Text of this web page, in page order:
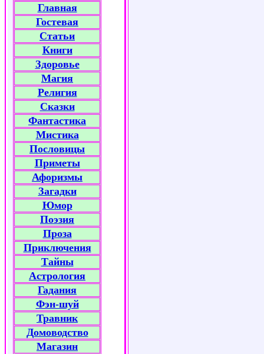
Главная
Гостевая
Статьи
Книги
Здоровье
Магия
Религия
Сказки
Фантастика
Мистика
Пословицы
Приметы
Афоризмы
Загадки
Юмор
Поэзия
Проза
Приключения
Тайны
Астрология
Гадания
Фэн-шуй
Травник
Домоводство
Магазин